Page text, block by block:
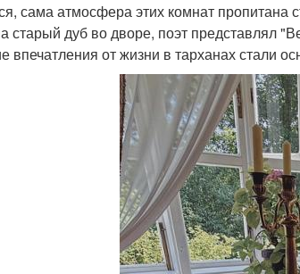
сама атмосфера этих комнат пропитана
старый дуб во дворе, поэт представлял
впечатления от жизни в тарханах стали